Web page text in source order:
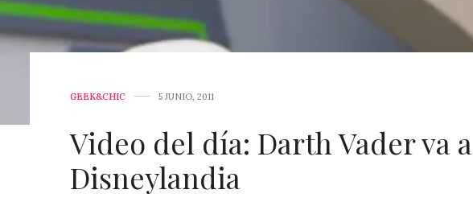
GEEK&CHIC 5 JUNIO, 2011
Video del día: Darth Vader va a
Disneylandia